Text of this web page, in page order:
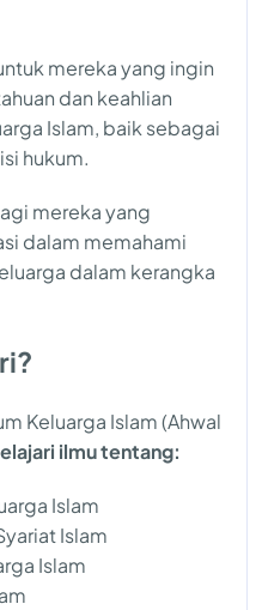
mereka yang ingin
dan keahlian
Islam, baik sebagai
hukum.
mereka yang
dalam memahami
dalam kerangka
Keluarga Islam (Ahwal
ilmu tentang:
Islam
Islam
Islam